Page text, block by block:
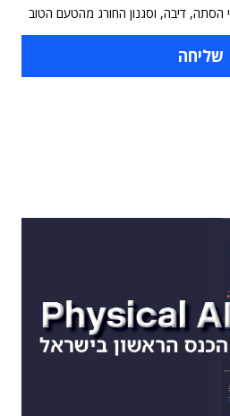
הסתה, דיבה, וסגנון החורג מהטעם הטוב